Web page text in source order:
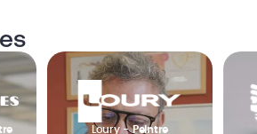
Loury -Peintre